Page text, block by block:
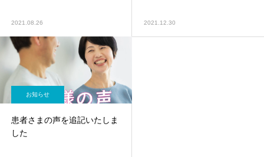
2021.08.26 2021.12.30
お知らせ
患者さまの声を追記いたしま
した